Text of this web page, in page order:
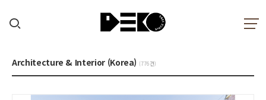
Architecture & Interior (Korea) (776건)